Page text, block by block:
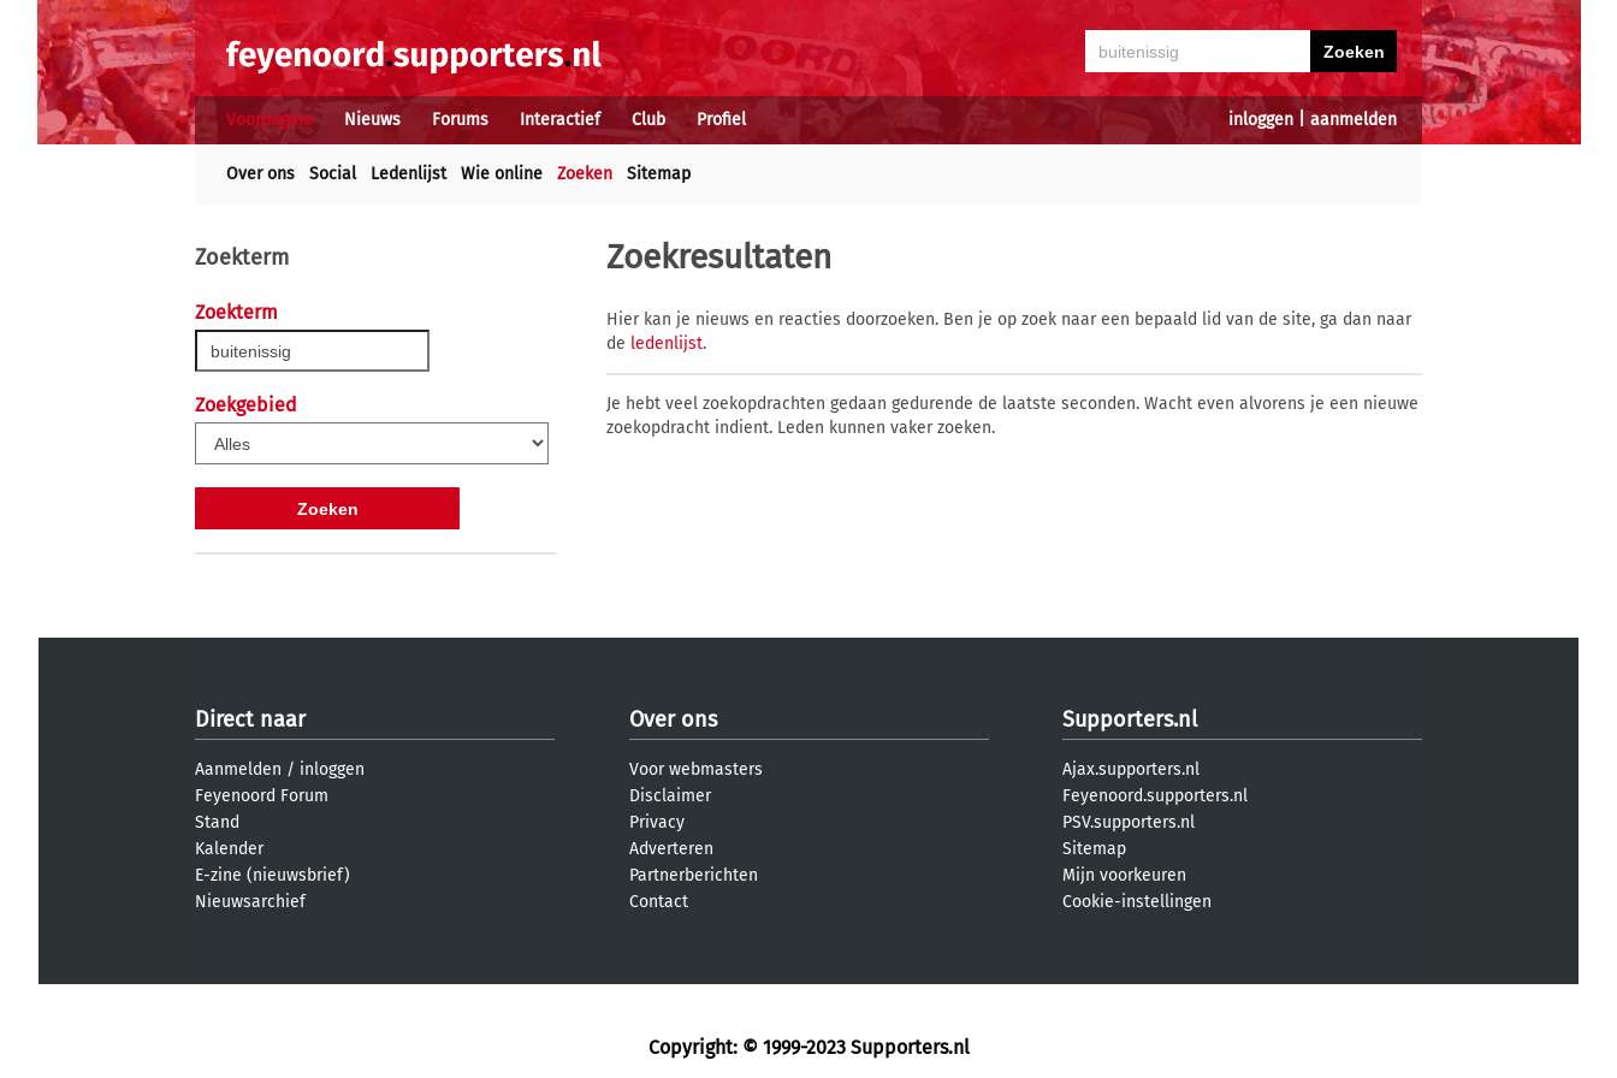
inloggen aanmelden
Voorpagina Nieuws Forums Interactief Club Profiel
Over ons Social Ledenlijst Wie online Zoeken Sitemap
Zoekterm
Zoekterm
Zoekgebied
Zoekresultaten
Hier kan je nieuws en reacties doorzoeken. Ben je op zoek naar een bepaald lid van de site, ga dan naar
de ledenlijst.
Je hebt veel zoekopdrachten gedaan gedurende de laatste seconden. Wacht even alvorens je een nieuwe
zoekopdracht indient. Leden kunnen vaker zoeken.
Direct naar
Aanmelden / inloggen
Feyenoord Forum
Stand
Kalender
E-zine (nieuwsbrief)
Nieuwsarchief
Over ons
Voor webmasters
Disclaimer
Privacy
Adverteren
Partnerberichten
Contact
Supporters.nl
Ajax.supporters.nl
Feyenoord.supporters.nl
PSV.supporters.nl
Sitemap
Mijn voorkeuren
Cookie-instellingen
Copyright: © 1999-2023 Supporters.nl